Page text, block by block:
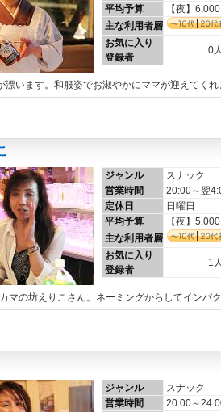
平均予算
【夜】
主な利用者層
お気に入り
登録者
0人
漂います。和服姿でお淑やかにママが迎えてく
ジャンル スナック
営業時間
20:00～翌
定休日
日曜日
平均予算
【夜】
主な利用者層
お気に入り
登録者
1人
マの坊えりこさん。ネーミングからしてインパ
ジャンル スナック
営業時間
20:00～